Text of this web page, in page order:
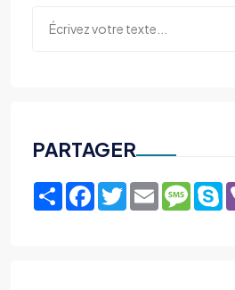
PARTAGER
ShareFacebook
TwitterEmail